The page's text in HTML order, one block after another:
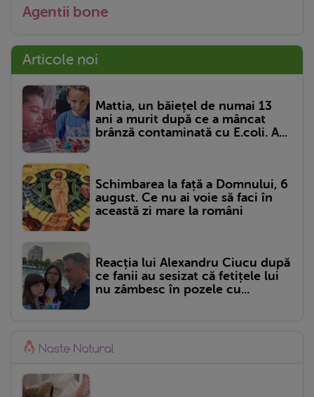
Agentii bone
Articole noi
Mattia, un băiețel de numai 13
ani a murit după ce a mâncat
brânză contaminată cu E.coli. A...
Schimbarea la față a Domnului, 6
august. Ce nu ai voie să faci în
această zi mare la români
Reacția lui Alexandru Ciucu după
ce fanii au sesizat că fetițele lui
nu zâmbesc în pozele cu...